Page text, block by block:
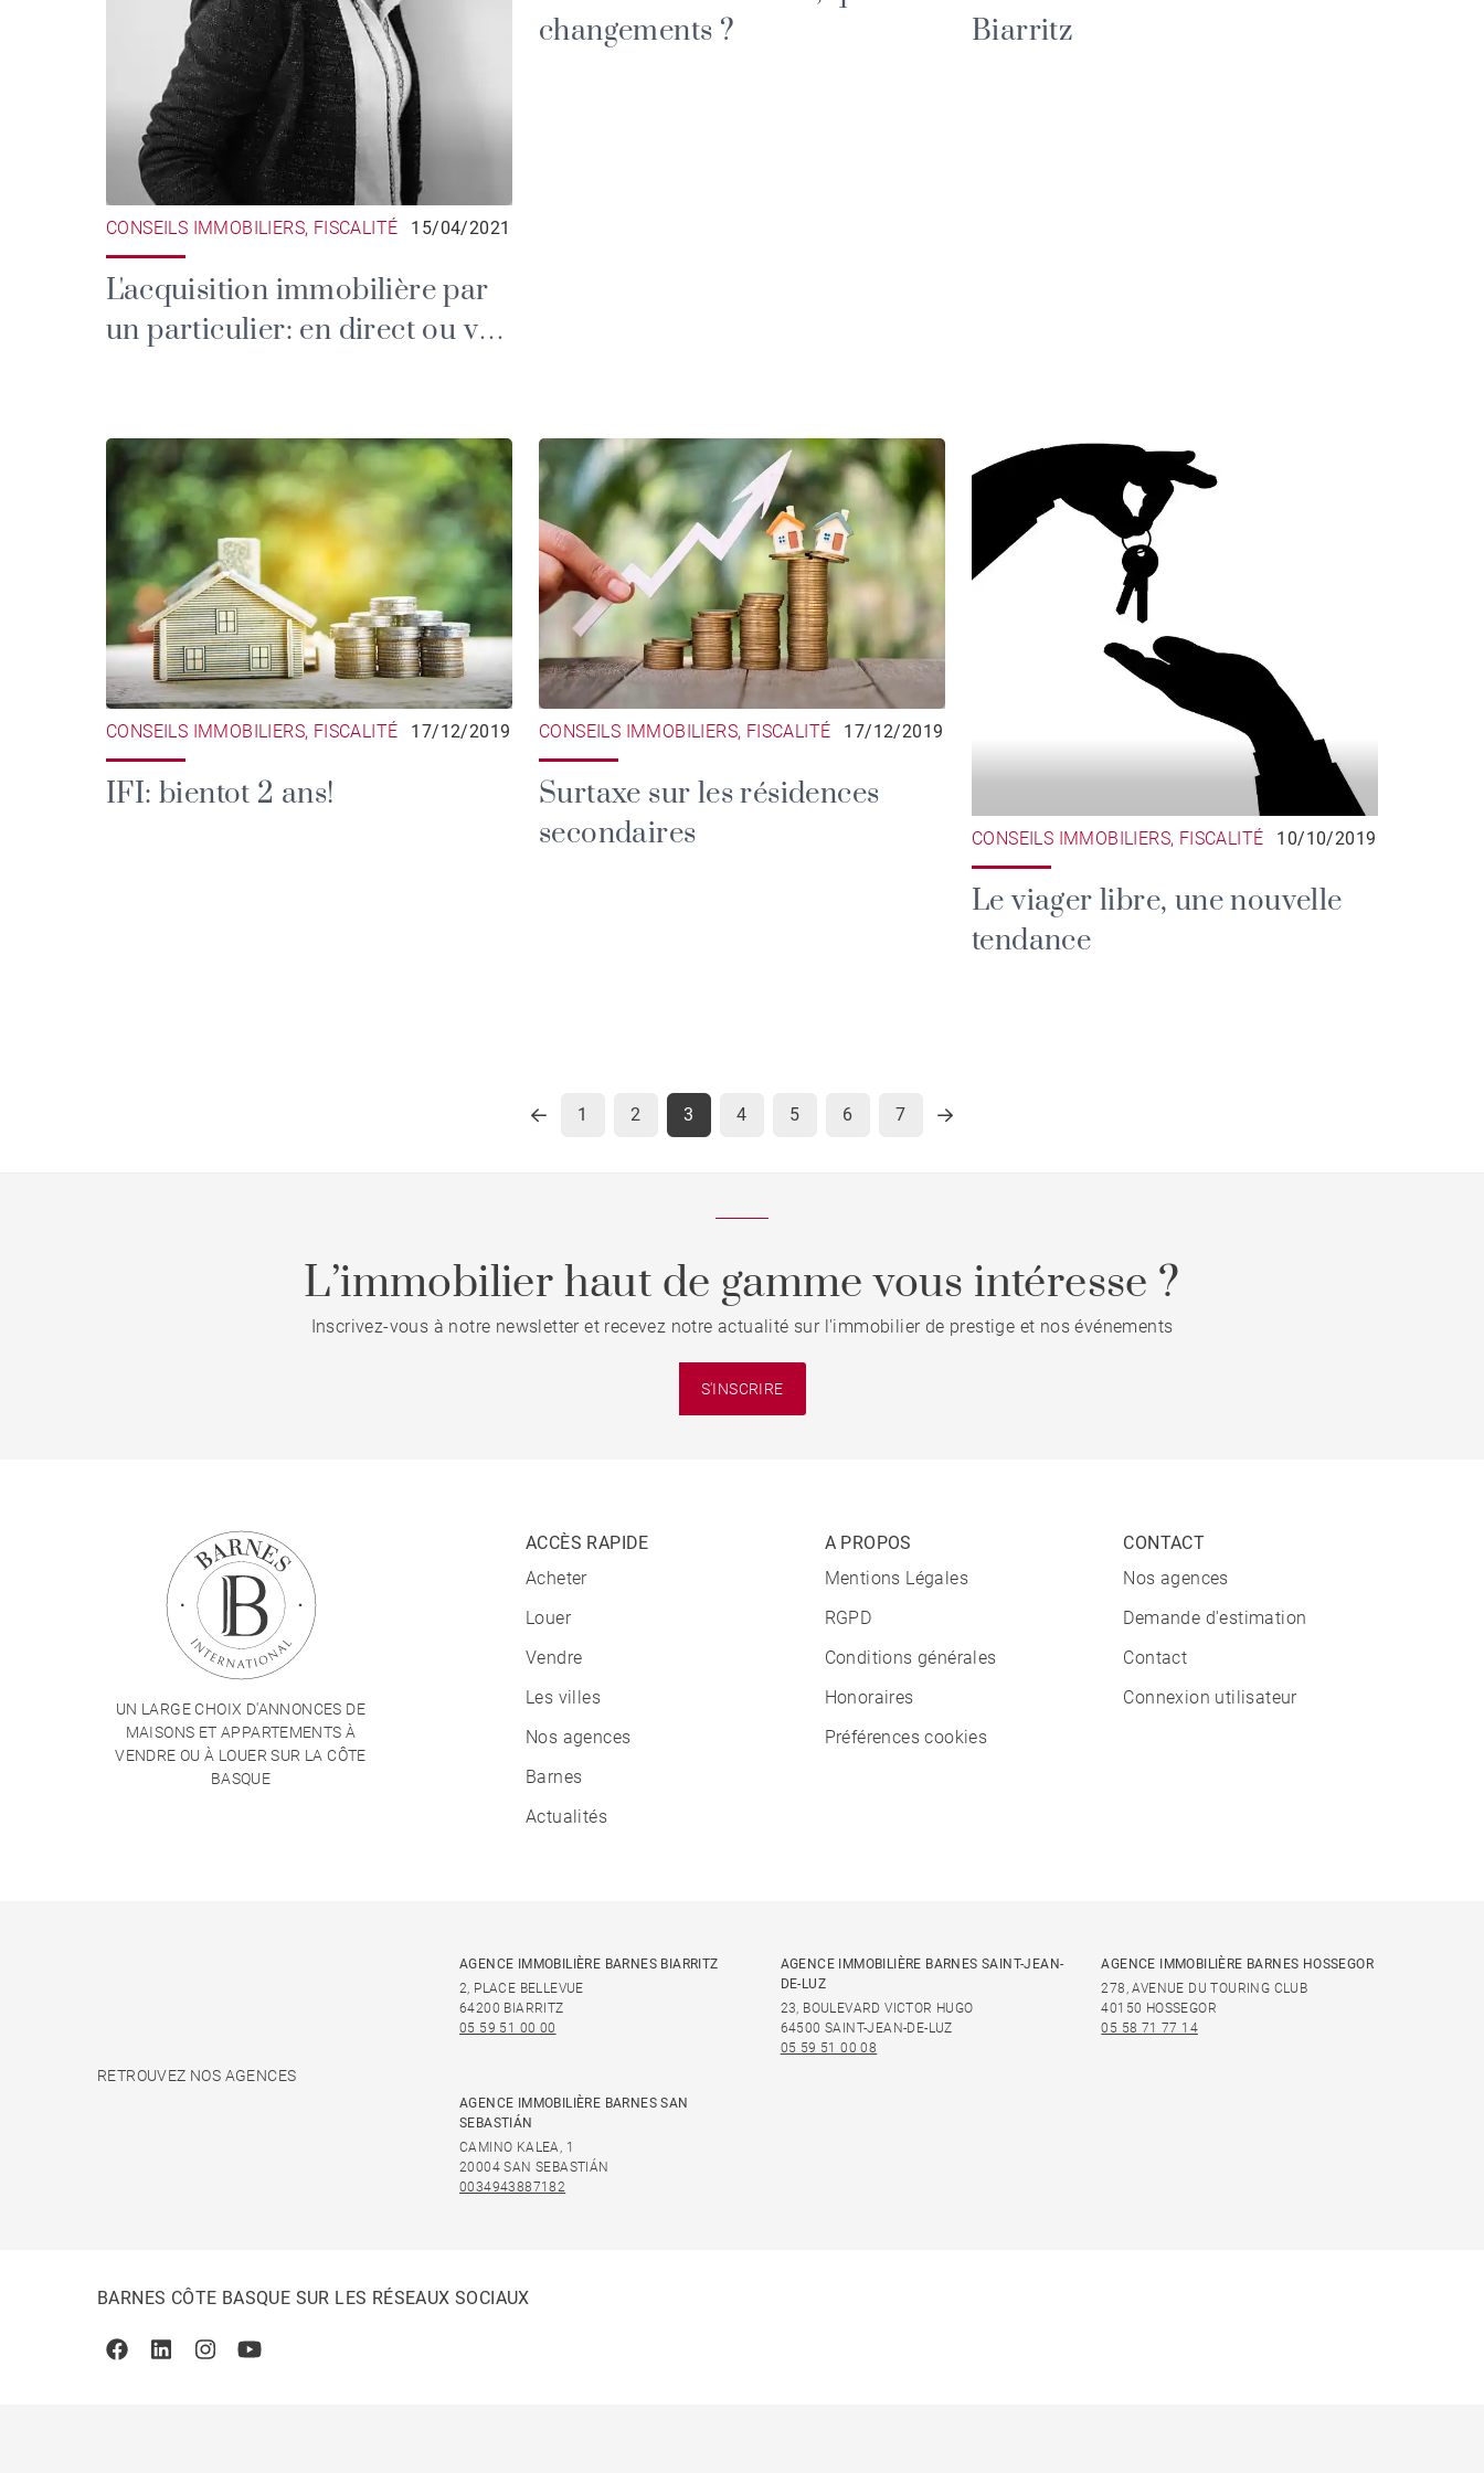
CONSEILS IMMOBILIERS, FISCALITÉ 15/04/2021
L'acquisition immobilière par
un particulier: en direct ou via
changements ?
Biarritz
CONSEILS IMMOBILIERS, FISCALITÉ 17/12/2019
IFI: bientot 2 ans!
CONSEILS IMMOBILIERS, FISCALITÉ 17/12/2019
Surtaxe sur les résidences
secondaires
CONSEILS IMMOBILIERS, FISCALITÉ 10/10/2019
Le viager libre, une nouvelle
tendance
1 2 3 4 5 6 7
L’immobilier haut de gamme vous intéresse ?
Inscrivez-vous à notre newsletter et recevez notre actualité sur l'immobilier de prestige et nos événements
S'INSCRIRE
UN LARGE CHOIX D'ANNONCES DE
MAISONS ET APPARTEMENTS À
VENDRE OU À LOUER SUR LA CÔTE
BASQUE
ACCÈS RAPIDE
Acheter
Louer
Vendre
Les villes
Nos agences
Barnes
Actualités
A PROPOS
Mentions Légales
RGPD
Conditions générales
Honoraires
Préférences cookies
CONTACT
Nos agences
Demande d'estimation
Contact
Connexion utilisateur
RETROUVEZ NOS AGENCES
AGENCE IMMOBILIÈRE BARNES BIARRITZ
2, PLACE BELLEVUE
64200 BIARRITZ
05 59 51 00 00
AGENCE IMMOBILIÈRE BARNES SAINT-JEAN-
DE-LUZ
23, BOULEVARD VICTOR HUGO
64500 SAINT-JEAN-DE-LUZ
05 59 51 00 08
AGENCE IMMOBILIÈRE BARNES HOSSEGOR
278, AVENUE DU TOURING CLUB
40150 HOSSEGOR
05 58 71 77 14
AGENCE IMMOBILIÈRE BARNES SAN
SEBASTIÁN
CAMINO KALEA, 1
20004 SAN SEBASTIÁN
0034943887182
BARNES CÔTE BASQUE SUR LES RÉSEAUX SOCIAUX
FacebookLinkedinInstagramYoutube